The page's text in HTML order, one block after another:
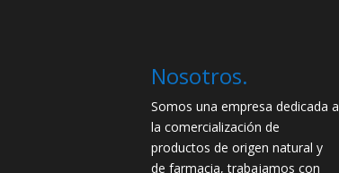
Nosotros.
Somos una empresa dedicada a
la comercialización de
productos de origen natural y
de farmacia, trabajamos con